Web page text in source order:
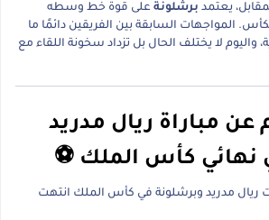
يعتمد برشلونة على قوة خط وسطه
المواجهات السابقة بين الفريقين دائمًا ما
واليوم لا يختلف الحال بل تزداد سخونة اللقاء مع
عن مباراة ريال مدريد
نهائي كأس الملك ⚽
ريال مدريد وبرشلونة في كأس الملك انتهت